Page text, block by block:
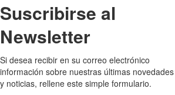
Suscribirse al
Newsletter
Si desea recibir en su correo electrónico
información sobre nuestras últimas novedades
y noticias, rellene este simple formulario.